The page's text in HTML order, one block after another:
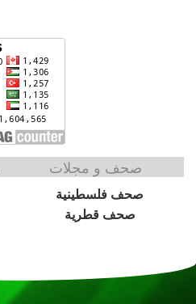
صحف و مجلات
صحف فلسطينية
صحف قطرية